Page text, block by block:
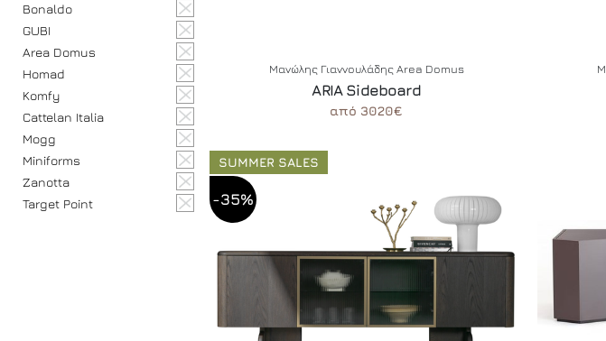
Bonaldo
GUBI
Area Domus
Homad
Komfy
Cattelan Italia
Mogg
Miniforms
Zanotta
Target Point
Μανώλης Γιαννουλάδης Area Domus
ARIA Sideboard
από 3020€
SUMMER SALES
-35%